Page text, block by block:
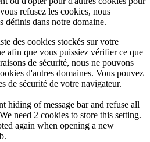
refusez les cookies, nous
définis dans notre domaine.
des cookies stockés sur votre
afin que vous puissiez vérifier ce que
de sécurité, nous ne pouvons
d'autres domaines. Vous pouvez
de sécurité de votre navigateur.
hiding of message bar and refuse all
need 2 cookies to store this setting.
again when opening a new